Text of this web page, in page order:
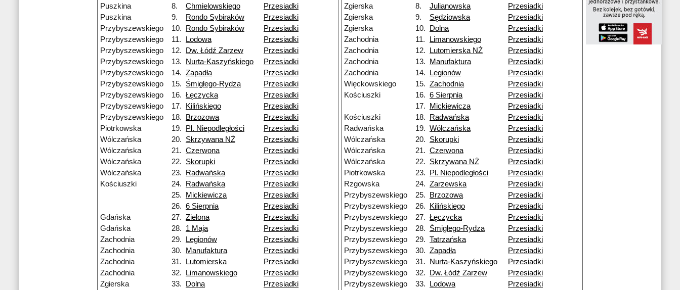
Puszkina
8. Chmielowskiego
Przesiadki
Puszkina
9. Rondo Sybiraków
Przesiadki
Przybyszewskiego
10. Rondo Sybiraków
Przesiadki
Przybyszewskiego
11. Lodowa
Przesiadki
Przybyszewskiego
12. Dw. Łódź Zarzew
Przesiadki
Przybyszewskiego
13. Nurta-Kaszyńskiego
Przesiadki
Przybyszewskiego
14. Zapadła
Przesiadki
Przybyszewskiego
15. Śmigłego-Rydza
Przesiadki
Przybyszewskiego
16. Łęczycka
Przesiadki
Przybyszewskiego
17. Kilińskiego
Przesiadki
Przybyszewskiego
18. Brzozowa
Przesiadki
Piotrkowska
19. Pl. Niepodległości
Przesiadki
Wólczańska
20. Skrzywana NŻ
Przesiadki
Wólczańska
21. Czerwona
Przesiadki
Wólczańska
22. Skorupki
Przesiadki
Wólczańska
23. Radwańska
Przesiadki
Kościuszki
24. Radwańska
Przesiadki
25.
Mickiewicza
Przesiadki
26. 6 Sierpnia
Przesiadki
Gdańska
27. Zielona
Przesiadki
Gdańska
28. 1 Maja
Przesiadki
Zachodnia
29. Legionów
Przesiadki
Zachodnia
30. Manufaktura
Przesiadki
Zachodnia
31. Lutomierska
Przesiadki
Zachodnia
32. Limanowskiego
Przesiadki
Zgierska
33. Dolna Przesiadki
Zgierska
8. Julianowska
Przesiadki
Zgierska
9. Sędziowska
Przesiadki
Zgierska
10. Dolna
Przesiadki
Zachodnia
11. Limanowskiego
Przesiadki
Zachodnia
12. Lutomierska NŻ
Przesiadki
Zachodnia
13. Manufaktura
Przesiadki
Zachodnia
14. Legionów
Przesiadki
Więckowskiego
15. Zachodnia
Przesiadki
Kościuszki
16. 6 Sierpnia
Przesiadki
17.
Mickiewicza
Przesiadki
Kościuszki
18. Radwańska
Przesiadki
Radwańska
19. Wólczańska
Przesiadki
Wólczańska
20. Skorupki
Przesiadki
Wólczańska
21. Czerwona
Przesiadki
Wólczańska
22. Skrzywana NŻ
Przesiadki
Piotrkowska
23. Pl. Niepodległości
Przesiadki
Rzgowska
24. Zarzewska
Przesiadki
Przybyszewskiego
25. Brzozowa
Przesiadki
Przybyszewskiego
26. Kilińskiego
Przesiadki
Przybyszewskiego
27. Łęczycka
Przesiadki
Przybyszewskiego
28. Śmigłego-Rydza
Przesiadki
Przybyszewskiego
29. Tatrzańska
Przesiadki
Przybyszewskiego
30. Zapadła
Przesiadki
Przybyszewskiego
31. Nurta-Kaszyńskiego
Przesiadki
Przybyszewskiego
32. Dw. Łódź Zarzew
Przesiadki
Przybyszewskiego
33. Lodowa Przesiadki